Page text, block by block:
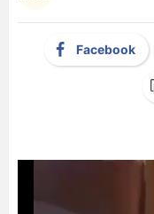
Facebook